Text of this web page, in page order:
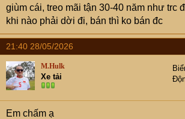
giùm cái, treo mãi tận 30-40 năm như trc
khi nào phải dời đi, bán thì ko bán đc
21:40 28/05/2026
M.Hulk
Xe tải
Em chấm ạ